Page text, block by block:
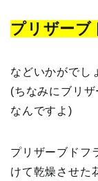
プリザーブ
などいかがでし
(ちなみにブリ
なんですよ)
プリザーブドフ
けて乾燥させた